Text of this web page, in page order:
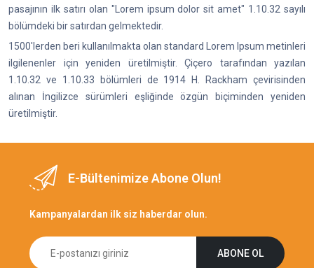
pasajının ilk satırı olan "Lorem ipsum dolor sit amet" 1.10.32 sayılı
bölümdeki bir satırdan gelmektedir.
1500'lerden beri kullanılmakta olan standard Lorem Ipsum metinleri
ilgilenenler için yeniden üretilmiştir. Çiçero tarafından yazılan
1.10.32 ve 1.10.33 bölümleri de 1914 H. Rackham çevirisinden
alınan İngilizce sürümleri eşliğinde özgün biçiminden yeniden
üretilmiştir.
E-Bültenimize Abone Olun!
Kampanyalardan ilk siz haberdar olun.
ABONE OL